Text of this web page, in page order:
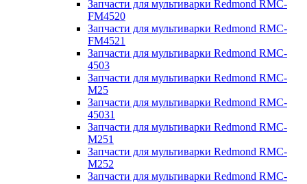
Запчасти для мультиварки Redmond RMC-
FM4520
Запчасти для мультиварки Redmond RMC-
FM4521
Запчасти для мультиварки Redmond RMC-
4503
Запчасти для мультиварки Redmond RMC-
M25
Запчасти для мультиварки Redmond RMC-
45031
Запчасти для мультиварки Redmond RMC-
M251
Запчасти для мультиварки Redmond RMC-
M252
Запчасти для мультиварки Redmond RMC-